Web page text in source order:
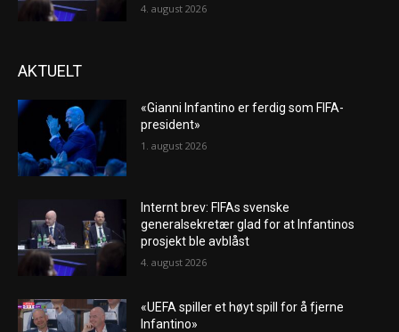
4. august 2026
AKTUELT
«Gianni Infantino er ferdig som FIFA-
president»
1. august 2026
Internt brev: FIFAs svenske
generalsekretær glad for at Infantinos
prosjekt ble avblåst
4. august 2026
«UEFA spiller et høyt spill for å fjerne
Infantino»